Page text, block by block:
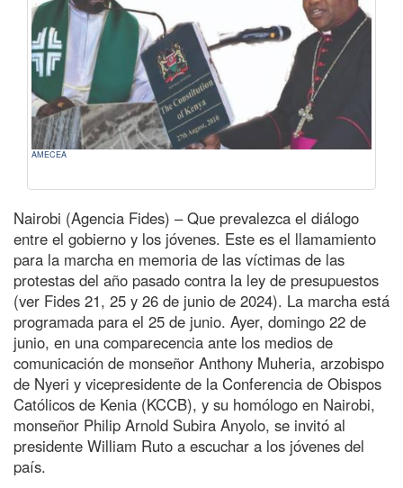
AMECEA
Nairobi (Agencia Fides) – Que prevalezca el diálogo
entre el gobierno y los jóvenes. Este es el llamamiento
para la marcha en memoria de las víctimas de las
protestas del año pasado contra la ley de presupuestos
(ver Fides 21, 25 y 26 de junio de 2024). La marcha está
programada para el 25 de junio. Ayer, domingo 22 de
junio, en una comparecencia ante los medios de
comunicación de monseñor Anthony Muheria, arzobispo
de Nyeri y vicepresidente de la Conferencia de Obispos
Católicos de Kenia (KCCB), y su homólogo en Nairobi,
monseñor Philip Arnold Subira Anyolo, se invitó al
presidente William Ruto a escuchar a los jóvenes del
país.